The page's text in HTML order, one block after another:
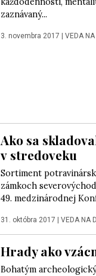
zaznávaný...
3. novembra 2017 | VEDA NA
Ako sa
v stredoveku
Sortiment
zámkoch
49. medzinárodnej
31. októbra 2017 VEDA NA
Hrady ako
Bohatým